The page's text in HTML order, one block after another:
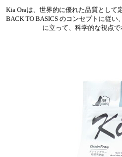
Kia Oraは、世界的に優れた品質とし
BACK TO BASICS のコンセプトに従
に立って、科学的な視